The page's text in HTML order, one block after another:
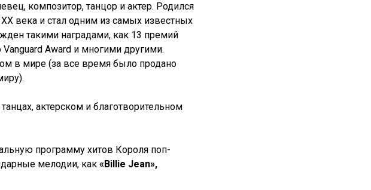
композитор, танцор и актер. Родился
века и стал одним из самых известных
такими наградами, как 13 премий
Award и многими другими.
в мире (за все время было продано
актерском и благотворительном
программу хитов Короля поп-
мелодии, как «Billie Jean»,